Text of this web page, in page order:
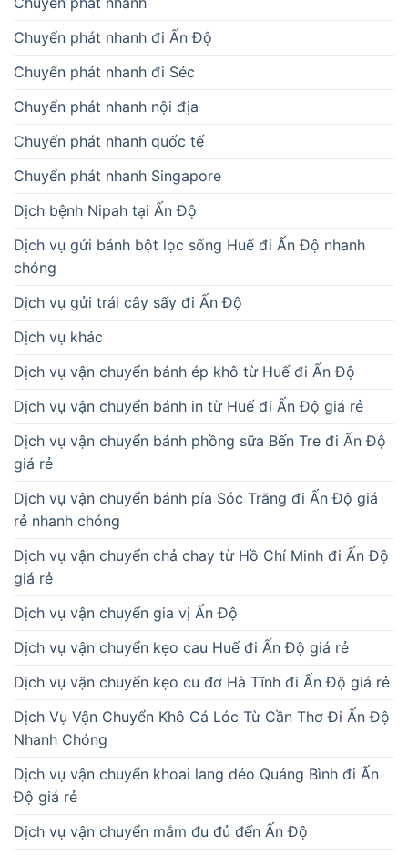
Chuyển phát nhanh đi Ấn Độ
Chuyển phát nhanh đi Séc
Chuyển phát nhanh nội địa
Chuyển phát nhanh quốc tế
Chuyển phát nhanh Singapore
Dịch bệnh Nipah tại Ấn Độ
Dịch vụ gửi bánh bột lọc sống Huế đi Ấn Độ nhanh
chóng
Dịch vụ gửi trái cây sấy đi Ấn Độ
Dịch vụ khác
Dịch vụ vận chuyển bánh ép khô từ Huế đi Ấn Độ
Dịch vụ vận chuyển bánh in từ Huế đi Ấn Độ giá rẻ
Dịch vụ vận chuyển bánh phồng sữa Bến Tre đi Ấn Độ
giá rẻ
Dịch vụ vận chuyển bánh pía Sóc Trăng đi Ấn Độ giá
rẻ nhanh chóng
Dịch vụ vận chuyển chả chay từ Hồ Chí Minh đi Ấn Độ
giá rẻ
Dịch vụ vận chuyển gia vị Ấn Độ
Dịch vụ vận chuyển kẹo cau Huế đi Ấn Độ giá rẻ
Dịch vụ vận chuyển kẹo cu đơ Hà Tĩnh đi Ấn Độ giá rẻ
Dịch Vụ Vận Chuyển Khô Cá Lóc Từ Cần Thơ Đi Ấn Độ
Nhanh Chóng
Dịch vụ vận chuyển khoai lang dẻo Quảng Bình đi Ấn
Độ giá rẻ
Dịch vụ vận chuyển mắm đu đủ đến Ấn Độ